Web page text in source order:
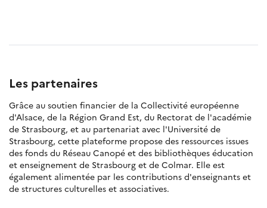
Les partenaires
Grâce au soutien financier de la Collectivité européenne
d'Alsace, de la Région Grand Est, du Rectorat de l'académie
de Strasbourg, et au partenariat avec l'Université de
Strasbourg, cette plateforme propose des ressources issues
des fonds du Réseau Canopé et des bibliothèques éducation
et enseignement de Strasbourg et de Colmar. Elle est
également alimentée par les contributions d'enseignants et
de structures culturelles et associatives.